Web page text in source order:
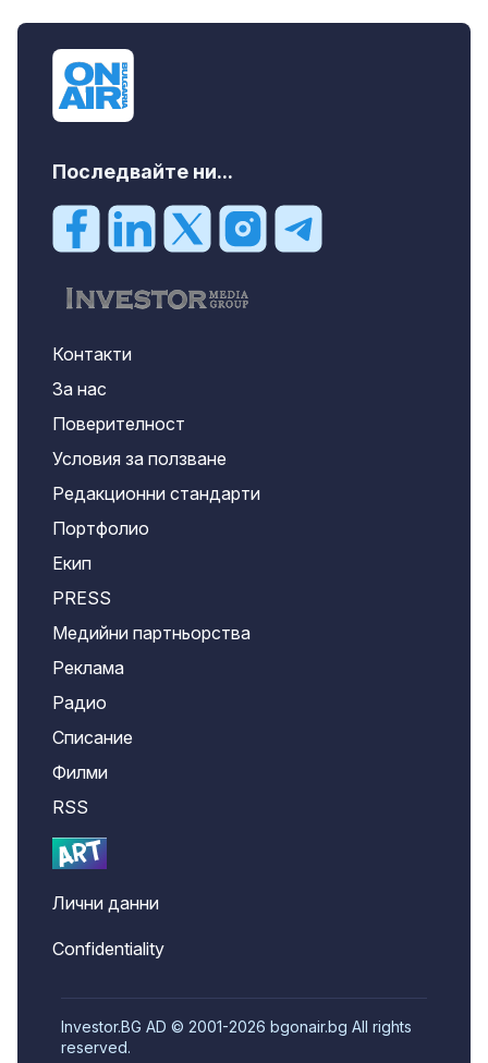
Последвайте ни...
Контакти
За нас
Поверителност
Условия за ползване
Редакционни стандарти
Портфолио
Екип
PRESS
Медийни партньорства
Реклама
Радио
Списание
Филми
RSS
Лични данни
Confidentiality
Investor.BG AD © 2001-2026 bgonair.bg All rights
reserved.